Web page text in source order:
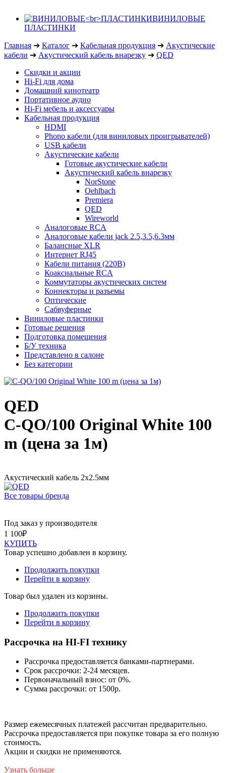
ВИНИЛОВЫЕ
ПЛАСТИНКИ
Главная ➔ Каталог ➔ Кабельная продукция ➔ Акустические
кабели ➔ Акустический кабель внарезку ➔ QED
Скидки и акции
Hi-Fi для дома
Домашний кинотеатр
Портативное аудио
Hi-Fi мебель и аксессуары
Кабельная продукция
HDMI
Phono кабели (для виниловых проигрывателей)
USB кабели
Акустические кабели
Готовые акустические кабели
Акустический кабель внарезку
NorStone
Oehlbach
Premiera
QED
Wireworld
Аналоговые RCA
Аналоговые кабели jack 2.5,3.5,6.3мм
Балансные XLR
Интернет RJ45
Кабели питания (220В)
Коаксиальные RCA
Коммутаторы акустических систем
Коннекторы и разъемы
Оптические
Сабвуферные
Виниловые пластинки
Готовые решения
Подготовка помещения
Б/У техника
Представлено в салоне
Без категории
QED
C-QO/100 Original White 100
m (цена за 1м)
Акустический кабель 2х2.5мм
Все товары бренда
Под заказ у производителя
1 100₽
КУПИТЬ
Товар успешно добавлен в корзину.
Продолжить покупки
Перейти в корзину
Товар был удален из корзины.
Продолжить покупки
Перейти в корзину
Рассрочка на HI-FI технику
Рассрочка предоставляется банками-партнерами.
Срок рассрочки: 2-24 месяцев.
Первоначальный взнос: от 0%.
Сумма рассрочки: от 1500р.
Размер ежемесячных платежей рассчитан предварительно.
Рассрочка предоставляется при покупке товара за его полную
стоимость.
Акции и скидки не применяются.
Узнать больше